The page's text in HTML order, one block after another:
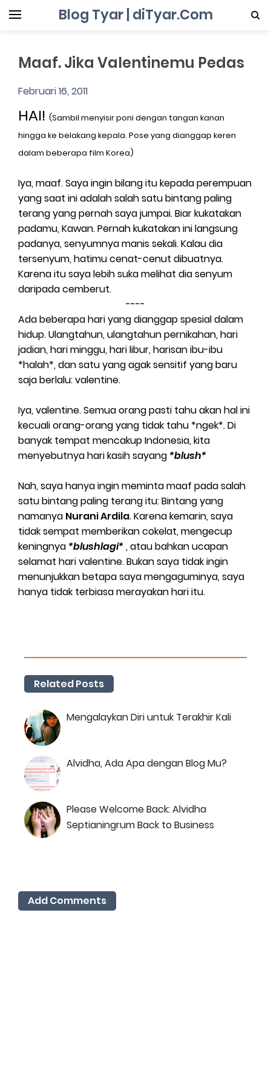
Blog Tyar | diTyar.Com
Maaf. Jika Valentinemu Pedas
Februari 16, 2011
HAI! (Sambil menyisir poni dengan tangan kanan
hingga ke belakang kepala. Pose yang dianggap keren
dalam beberapa film Korea)
Iya, maaf. Saya ingin bilang itu kepada perempuan
yang saat ini adalah salah satu bintang paling
terang yang pernah saya jumpai. Biar kukatakan
padamu, Kawan. Pernah kukatakan ini langsung
padanya, senyumnya manis sekali. Kalau dia
tersenyum, hatimu cenat-cenut dibuatnya.
Karena itu saya lebih suka melihat dia senyum
daripada cemberut.
----
Ada beberapa hari yang dianggap spesial dalam
hidup. Ulangtahun, ulangtahun pernikahan, hari
jadian, hari minggu, hari libur, harisan ibu-ibu
*halah*, dan satu yang agak sensitif yang baru
saja berlalu: valentine.
Iya, valentine. Semua orang pasti tahu akan hal ini
kecuali orang-orang yang tidak tahu *ngek*. Di
banyak tempat mencakup Indonesia, kita
menyebutnya hari kasih sayang *blush*
Nah, saya hanya ingin meminta maaf pada salah
satu bintang paling terang itu: Bintang yang
namanya Nurani Ardila. Karena kemarin, saya
tidak sempat memberikan cokelat, mengecup
keningnya *blushlagi* , atau bahkan ucapan
selamat hari valentine. Bukan saya tidak ingin
menunjukkan betapa saya mengaguminya, saya
hanya tidak terbiasa merayakan hari itu.
Related Posts
Mengalaykan Diri untuk Terakhir Kali
Alvidha, Ada Apa dengan Blog Mu?
Please Welcome Back: Alvidha
Septianingrum Back to Business
Add Comments